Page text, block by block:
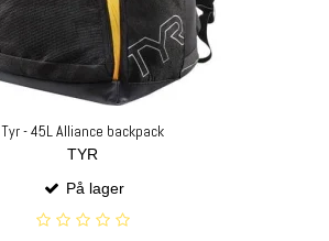
Tyr - 45L Alliance backpack
TYR
På lager